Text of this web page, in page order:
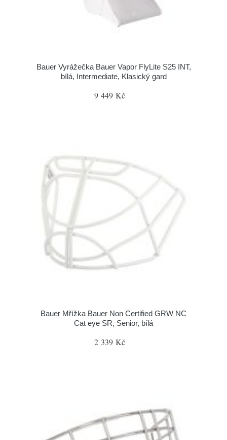
Bauer Vyrážečka Bauer Vapor FlyLite S25 INT,
bílá, Intermediate, Klasický gard
9 449 Kč
Bauer Mřížka Bauer Non Certified GRW NC
Cat eye SR, Senior, bílá
2 339 Kč